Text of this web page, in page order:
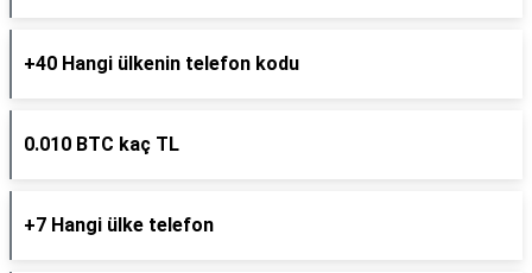
+40 Hangi ülkenin telefon kodu
0.010 BTC kaç TL
+7 Hangi ülke telefon